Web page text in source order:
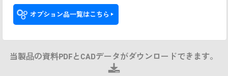
オプション品一覧はこちら
当製品の資料PDFとCADデータがダウンロードできます。